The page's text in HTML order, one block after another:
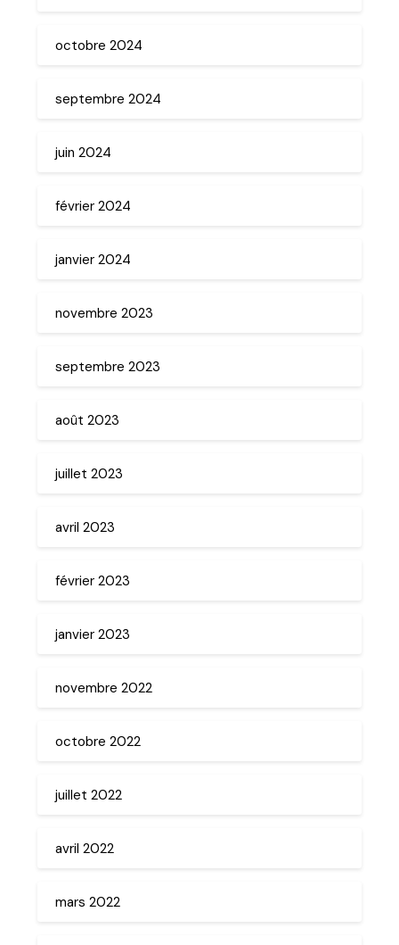
octobre 2024
septembre 2024
juin 2024
février 2024
janvier 2024
novembre 2023
septembre 2023
août 2023
juillet 2023
avril 2023
février 2023
janvier 2023
novembre 2022
octobre 2022
juillet 2022
avril 2022
mars 2022